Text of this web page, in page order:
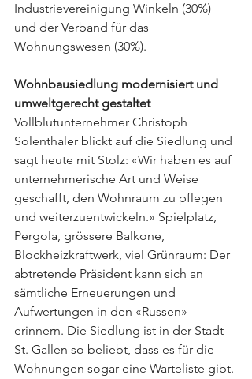
Industrievereinigung Winkeln (30%)
und der Verband für das
Wohnungswesen (30%).
Wohnbausiedlung modernisiert und
umweltgerecht gestaltet
Vollblutunternehmer Christoph
Solenthaler blickt auf die Siedlung und
sagt heute mit Stolz: «Wir haben es auf
unternehmerische Art und Weise
geschafft, den Wohnraum zu pflegen
und weiterzuentwickeln.» Spielplatz,
Pergola, grössere Balkone,
Blockheizkraftwerk, viel Grünraum: Der
abtretende Präsident kann sich an
sämtliche Erneuerungen und
Aufwertungen in den «Russen»
erinnern. Die Siedlung ist in der Stadt
St. Gallen so beliebt, dass es für die
Wohnungen sogar eine Warteliste gibt.